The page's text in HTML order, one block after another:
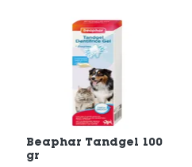
Beaphar Tandgel 100
gr